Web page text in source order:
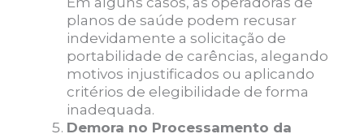
planos de saúde podem recusar
indevidamente a solicitação de
portabilidade de carências, alegando
motivos injustificados ou aplicando
critérios de elegibilidade de forma
inadequada.
Demora no Processamento da